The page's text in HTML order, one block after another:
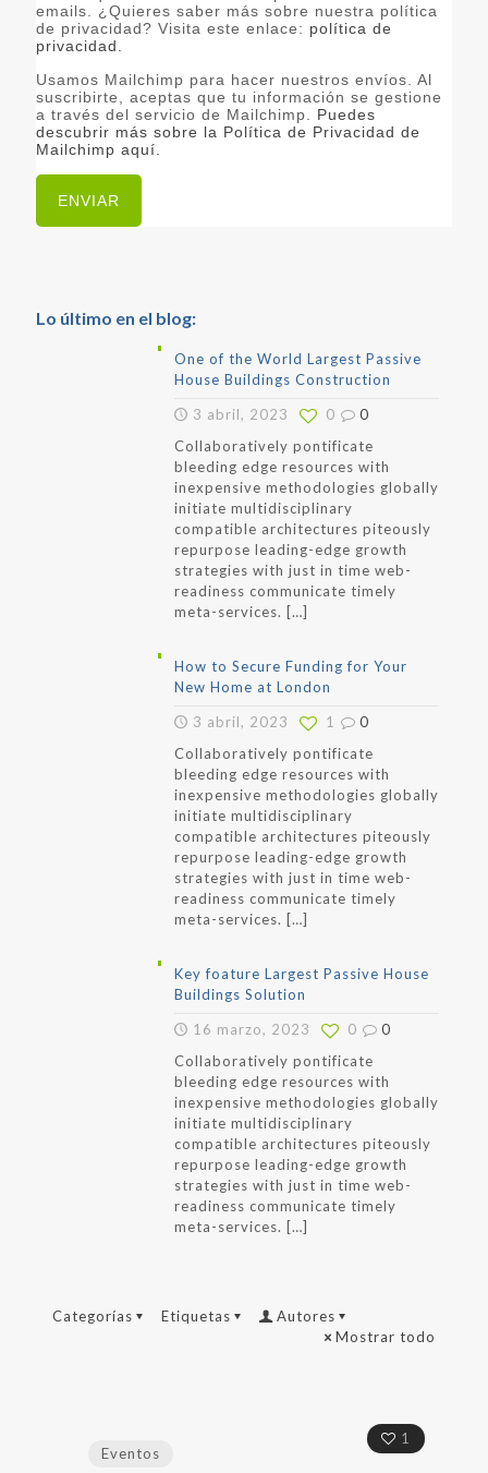
emails. ¿Quieres saber más sobre nuestra política
de privacidad? Visita este enlace: política de
privacidad.
Usamos Mailchimp para hacer nuestros envíos. Al
suscribirte, aceptas que tu información se gestione
a través del servicio de Mailchimp. Puedes
descubrir más sobre la Política de Privacidad de
Mailchimp aquí.
Lo último en el blog:
One of the World Largest Passive
House Buildings Construction
3 abril, 2023
0
0
Collaboratively pontificate
bleeding edge resources with
inexpensive methodologies globally
initiate multidisciplinary
compatible architectures piteously
repurpose leading-edge growth
strategies with just in time web-
readiness communicate timely
meta-services. […]
How to Secure Funding for Your
New Home at London
3 abril, 2023
0
1
Collaboratively pontificate
bleeding edge resources with
inexpensive methodologies globally
initiate multidisciplinary
compatible architectures piteously
repurpose leading-edge growth
strategies with just in time web-
readiness communicate timely
meta-services. […]
Key foature Largest Passive House
Buildings Solution
16 marzo, 2023
0
0
Collaboratively pontificate
bleeding edge resources with
inexpensive methodologies globally
initiate multidisciplinary
compatible architectures piteously
repurpose leading-edge growth
strategies with just in time web-
readiness communicate timely
meta-services. […]
Categorías Etiquetas
Autores
Mostrar todo
1
Eventos